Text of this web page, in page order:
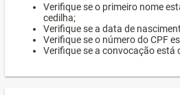
Verifique se o primeiro nome
cedilha;
Verifique se a data de
Verifique se o número do CPF
Verifique se a convocação está